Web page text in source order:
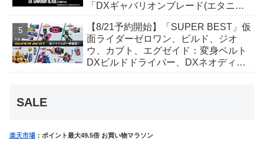
「DXギャバリオンブレード(エタニテ
か豪華特典付き！
【8/21予約開始】「SUPER BEST」仮
面ライダーゼロワン、ビルド、ジオ
ウ、カブト、エグゼイド：変身ベルト
DXビルドドライバー、DXネオディケ
SALE
楽天市場 ：ポイント最大49.5倍 お買い物マラソン